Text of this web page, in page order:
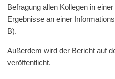
Befragung allen Kollegen in einer
Ergebnisse an einer
B).
Außerdem wird der Bericht auf
veröffentlicht.